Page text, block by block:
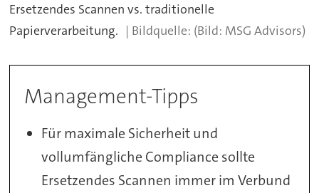
Ersetzendes Scannen vs. traditionelle
Papierverarbeitung.
(Bild: MSG Advisors)
Management-Tipps
Für maximale Sicherheit und
vollumfängliche Compliance sollte
Ersetzendes Scannen immer im Verbund